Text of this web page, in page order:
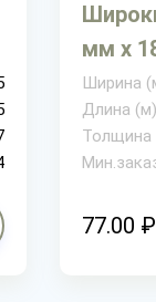
мм х
Ширина
Длина (м)
Толщина
77.00 ₽